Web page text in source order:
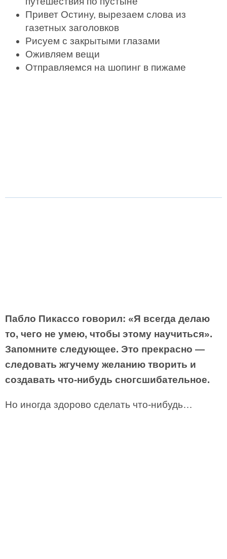
Привет Остину, вырезаем слова из
газетных заголовков
Рисуем с закрытыми глазами
Оживляем вещи
Отправляемся на шопинг в пижаме
Пабло Пикассо говорил: «Я всегда делаю
то, чего не умею, чтобы этому научиться».
Запомните следующее. Это прекрасно —
следовать жгучему желанию творить и
создавать что-нибудь сногсшибательное.
Но иногда здорово сделать что-нибудь…